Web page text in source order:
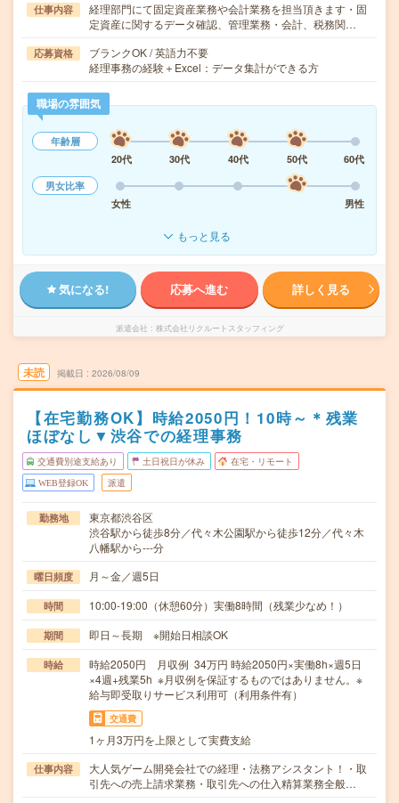
仕事内容
経理部門にて固定資産業務や会計業務を担当頂きます・固
定資産に関するデータ確認、管理業務・会計、税務関…
応募資格
ブランクOK / 英語力不要
経理事務の経験＋Excel：データ集計ができる方
職場の雰囲気
年齢層
20代
30代 40代 50代
60代
男女比率
女性
男性
もっと見る
気になる! 応募へ進む 詳しく見る
派遣会社 株式会社リクルートスタッフィング
未読 掲載日 2026/08/09
【在宅勤務OK】時給2050円！10時～＊残業
ほぼなし▼渋谷での経理事務
交通費別途支給あり 土日祝日が休み 在宅・リモート
WEB登録OK 派遣
勤務地
東京都渋谷区
渋谷駅から徒歩8分／代々木公園駅から徒歩12分／代々木
八幡駅から---分
曜日頻度 月～金／週5日
時間 10:00-19:00（休憩60分）実働8時間（残業少なめ！）
期間 即日～長期 ※開始日相談OK
時給
時給2050円 月収例 34万円 時給2050円×実働8h×週5日
×4週+残業5h ※月収例を保証するものではありません。※
給与即受取りサービス利用可（利用条件有）
交通費
1ヶ月3万円を上限として実費支給
仕事内容
大人気ゲーム開発会社での経理・法務アシスタント！・取
引先への売上請求業務・取引先への仕入精算業務全般…